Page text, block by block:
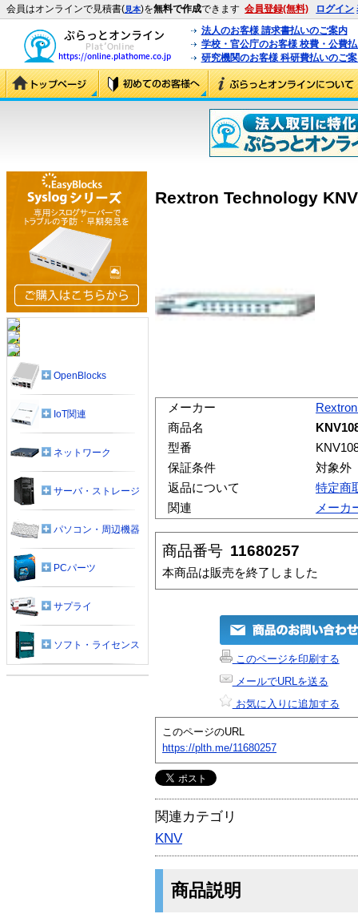
会員はオンラインで見積書(見本)を無料で作成できます 会員登録(無料) ログイン
法人のお客様 請求書払いのご案内
学校・官公庁のお客様 校費・公費
研究機関のお客様 科研費払いのご
Rextron Technology
メーカー
商品名
型番
保証条件
対象外
返品について
特定商
関連
メーカ
商品番号 11680257
本商品は販売を終了しました
このページを印刷する
メールでURLを送る
お気に入りに追加する
このページのURL
https://plth.me/11680257
関連カテゴリ
KNV
商品説明
OpenBlocks
IoT関連
ネットワーク
サーバ・ストレージ
パソコン・周辺機器
PCパーツ
サプライ
ソフト・ライセンス